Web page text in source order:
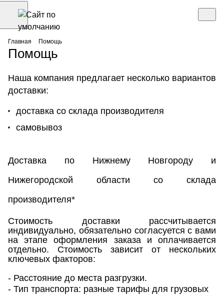
Главная Помощь
Помощь
Наша компания предлагает несколько вариантов
доставки:
доставка со склада производителя
самовывоз
Доставка по Нижнему Новгороду и
Нижегородской области со склада
производителя*
Стоимость доставки рассчитывается
индивидуально, обязательно согласуется с вами
на этапе оформления заказа и оплачивается
отдельно. Стоимость зависит от нескольких
ключевых факторов:
- Расстояние до места разгрузки.
- Тип транспорта: разные тарифы для грузовых